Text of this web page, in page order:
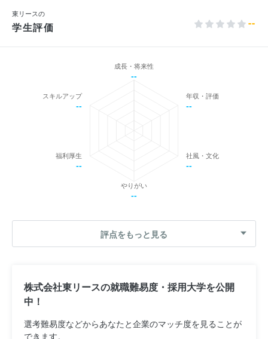
東リースの
学生評価 --
成長・将来性
--
年収・評価
--
社風・文化
--
やりがい
--
福利厚生
--
スキルアップ
--
評点をもっと見る
株式会社東リースの就職難易度・採用大学を公開
中！
選考難易度などからあなたと企業のマッチ度を見ることが
できます。